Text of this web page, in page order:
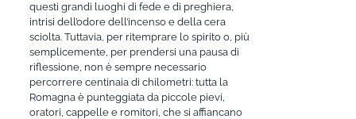
questi grandi luoghi di fede e di preghiera,
intrisi dell’odore dell’incenso e della cera
sciolta. Tuttavia, per ritemprare lo spirito o, più
semplicemente, per prendersi una pausa di
riflessione, non è sempre necessario
percorrere centinaia di chilometri: tutta la
Romagna è punteggiata da piccole pievi,
oratori, cappelle e romitori, che si affiancano